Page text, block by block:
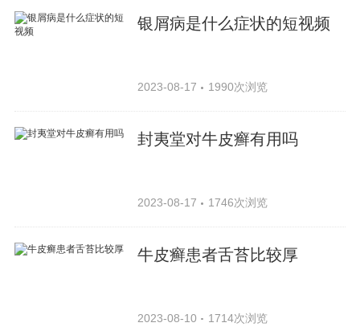
银屑病是什么症状的短视频
2023-08-17 1990次浏览
封夷堂对牛皮癣有用吗
2023-08-17 1746次浏览
牛皮癣患者舌苔比较厚
2023-08-10 1714次浏览